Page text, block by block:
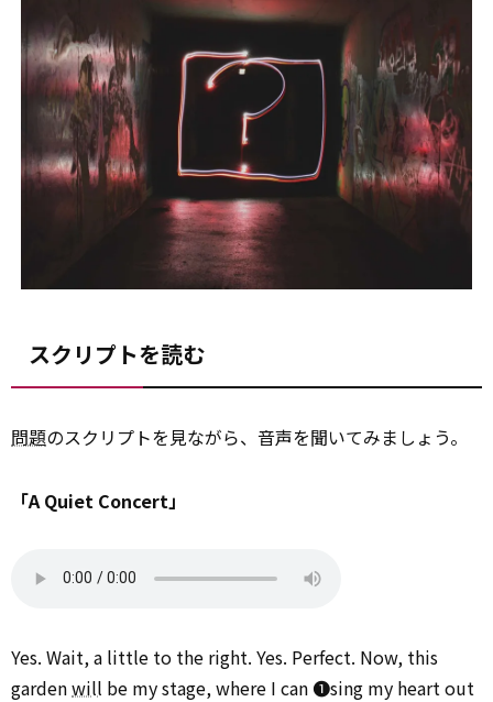
スクリプトを読む
問題のスクリプトを見ながら、音声を聞いてみましょう。
「A Quiet Concert」
Yes. Wait, a little to the right. Yes. Perfect. Now, this
gardenwill be my stage, where I can ➊sing my heart out